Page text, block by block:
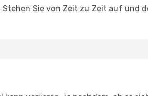
Stehen Sie von Zeit zu Zeit auf und